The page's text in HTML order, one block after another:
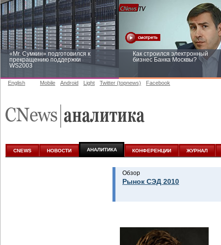
«Mr. Сумкин» подготовился к
прекращению поддержки
WS2003
Как строился электронный
бизнес Банка Москвы?
аналитике
English Mobile Android Light Twitter (topnews) Facebook
CNEWS НОВОСТИ АНАЛИТИКА КОНФЕРЕНЦИИ ЖУРНАЛ
Обзор
Рынок СЭД 2010